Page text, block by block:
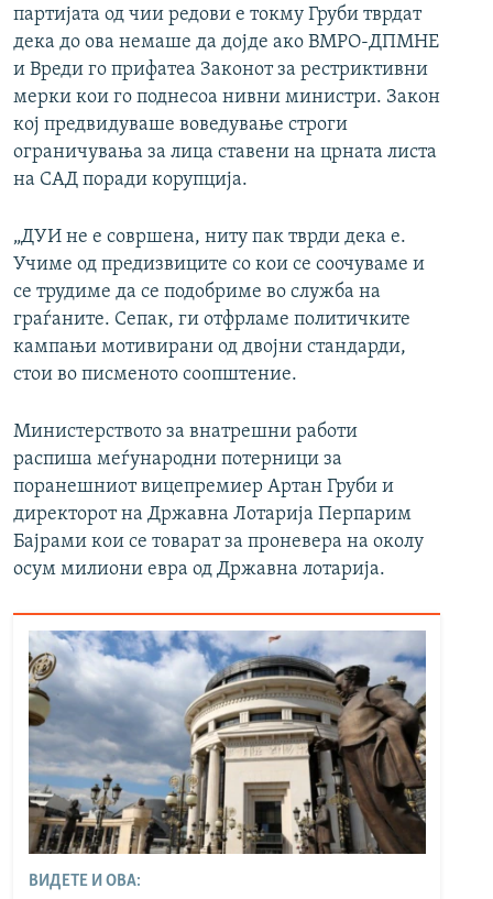
партијата од чии редови е токму Груби тврдат
дека до ова немаше да дојде ако ВМРО-ДПМНЕ
и Вреди го прифатеа Законот за рестриктивни
мерки кои го поднесоа нивни министри. Закон
кој предвидуваше воведување строги
ограничувања за лица ставени на црната листа
на САД поради корупција.
„ДУИ не е совршена, ниту пак тврди дека е.
Учиме од предизвиците со кои се соочуваме и
се трудиме да се подобриме во служба на
граѓаните. Сепак, ги отфрламе политичките
кампањи мотивирани од двојни стандарди,
стои во писменото соопштение.
Министерството за внатрешни работи
распиша меѓународни потерници за
поранешниот вицепремиер Артан Груби и
директорот на Државна Лотарија Перпарим
Бајрами кои се товарат за проневера на околу
осум милиони евра од Државна лотарија.
ВИДЕТЕ И ОВА: